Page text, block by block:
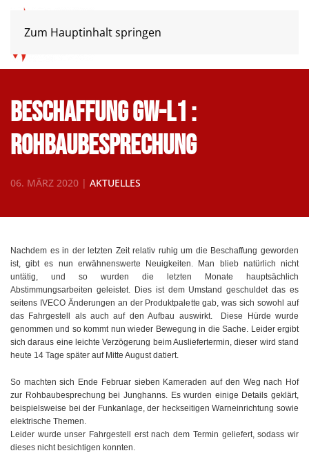
Zum Hauptinhalt springen
Beschaffung GW-L1 :
Rohbaubesprechung
06. MÄRZ 2020 | AKTUELLES
Nachdem es in der letzten Zeit relativ ruhig um die Beschaffung geworden
ist, gibt es nun erwähnenswerte Neuigkeiten. Man blieb natürlich nicht
untätig, und so wurden die letzten Monate hauptsächlich
Abstimmungsarbeiten geleistet. Dies ist dem Umstand geschuldet das es
seitens IVECO Änderungen an der Produktpalette gab, was sich sowohl auf
das Fahrgestell als auch auf den Aufbau auswirkt. Diese Hürde wurde
genommen und so kommt nun wieder Bewegung in die Sache. Leider ergibt
sich daraus eine leichte Verzögerung beim Ausliefertermin, dieser wird stand
heute 14 Tage später auf Mitte August datiert.
So machten sich Ende Februar sieben Kameraden auf den Weg nach Hof
zur Rohbaubesprechung bei Junghanns. Es wurden einige Details geklärt,
beispielsweise bei der Funkanlage, der heckseitigen Warneinrichtung sowie
elektrische Themen.
Leider wurde unser Fahrgestell erst nach dem Termin geliefert, sodass wir
dieses nicht besichtigen konnten.